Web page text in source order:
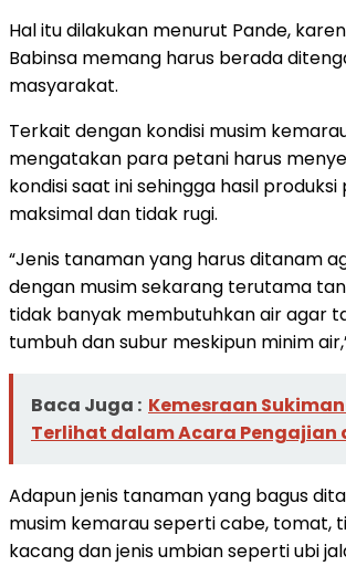
Hal itu dilakukan menurut Pande,
Babinsa memang harus berada
masyarakat.
Terkait dengan kondisi musim
mengatakan para petani harus
kondisi saat ini sehingga hasil
maksimal dan tidak rugi.
“Jenis tanaman yang harus ditanam
dengan musim sekarang terutama
tidak banyak membutuhkan air agar
tumbuh dan subur meskipun minim
Baca Juga : Kemesraan
Terlihat dalam Acara Pengajian
Adapun jenis tanaman yang bagus
musim kemarau seperti cabe, tomat,
kacang dan jenis umbian seperti ubi